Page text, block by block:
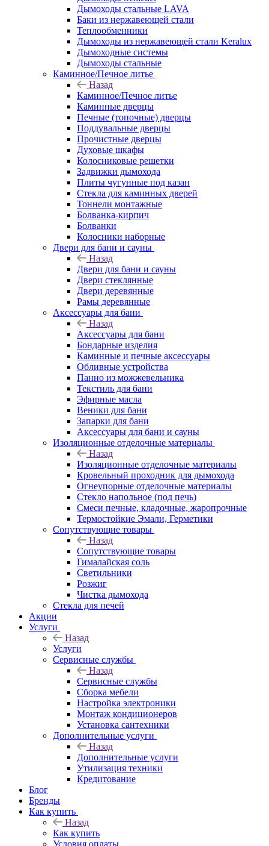
Дымоходы стальные LAVA
Баки из нержавеющей стали
Теплообменники
Дымоходы из нержавеющей стали Keralux
Дымоходные системы
Дымоходы стальные
Каминное/Печное литье
Назад
Каминное/Печное литье
Каминные дверцы
Печные (топочные) дверцы
Поддувальные дверцы
Прочистные дверцы
Духовые шкафы
Колосниковые решетки
Задвижки дымохода
Плиты чугунные под казан
Стекла для каминных дверей
Тоннели монтажные
Болванка-кирпич
Болванки
Колосники наборные
Двери для бани и сауны
Назад
Двери для бани и сауны
Двери стеклянные
Двери деревянные
Рамы деревянные
Аксессуары для бани
Назад
Аксессуары для бани
Бондарные изделия
Каминные и печные аксессуары
Обливные устройства
Панно из можжевельника
Текстиль для бани
Эфирные масла
Веники для бани
Запарки для бани
Аксессуары для бани и сауны
Изоляционные отделочные материалы
Назад
Изоляционные отделочные материалы
Кровельный проходник для дымохода
Огнеупорные отделочные материалы
Стекло напольное (под печь)
Смеси печные, кладочные, жаропрочные
Термостойкие Эмали, Герметики
Сопутствующие товары
Назад
Сопутствующие товары
Гималайская соль
Светильники
Розжиг
Чистка дымохода
Стекла для печей
Акции
Услуги
Назад
Услуги
Сервисные службы
Назад
Сервисные службы
Сборка мебели
Настройка электроники
Монтаж кондиционеров
Установка сантехники
Дополнительные услуги
Назад
Дополнительные услуги
Утилизация техники
Кредитование
Блог
Бренды
Как купить
Назад
Как купить
Условия оплаты